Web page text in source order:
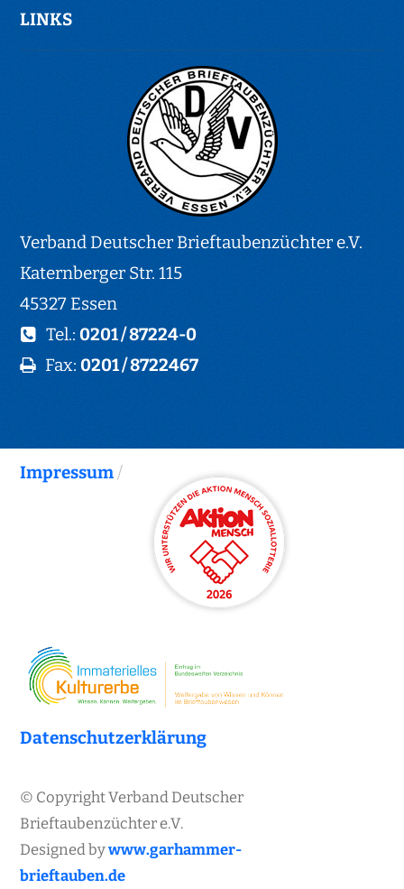
LINKS
Verband Deutscher Brieftaubenzüchter e.V.
Katernberger Str. 115
45327 Essen
Tel.:0201 / 87224-0
Fax:0201 / 8722467
Impressum/
Datenschutzerklärung
© Copyright Verband Deutscher
Brieftaubenzüchter e.V.
Designed bywww.garhammer-
brieftauben.de